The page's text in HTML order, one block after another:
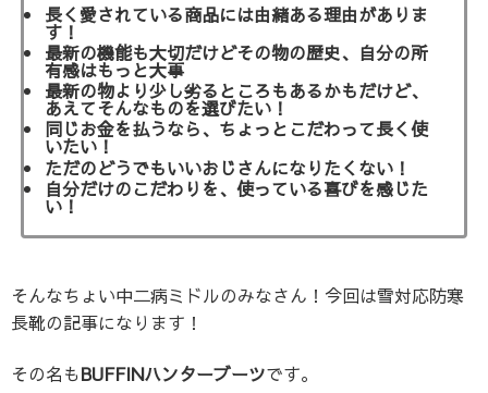
長く愛されている商品には由緒ある理由がありま
す！
最新の機能も大切だけどその物の歴史、自分の所
有感はもっと大事
最新の物より少し劣るところもあるかもだけど、
あえてそんなものを選びたい！
同じお金を払うなら、ちょっとこだわって長く使
いたい！
ただのどうでもいいおじさんになりたくない！
自分だけのこだわりを、使っている喜びを感じた
い！
そんなちょい中二病ミドルのみなさん！ 今回は雪対応防寒
長靴の記事になります！
その名もBUFFINハンターブーツです。